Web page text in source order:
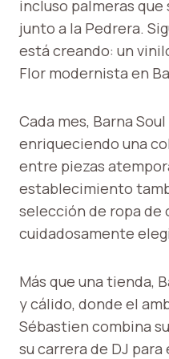
incluso palmeras
junto a la Pedrera.
está creando: un
Flor modernista en
Cada mes, Barna
enriqueciendo una
entre piezas
establecimiento
selección de ropa de
cuidadosamente
Más que una tienda,
y cálido, donde el
Sébastien combina
su carrera de DJ